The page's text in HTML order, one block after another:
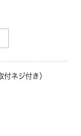
ネジ付き）